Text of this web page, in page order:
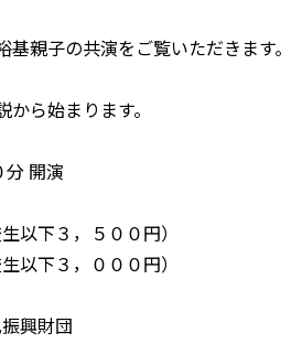
親子の共演をご覧いただきます。
ら始まります。
開演
以下３，５００円）
３，０００円）
興財団